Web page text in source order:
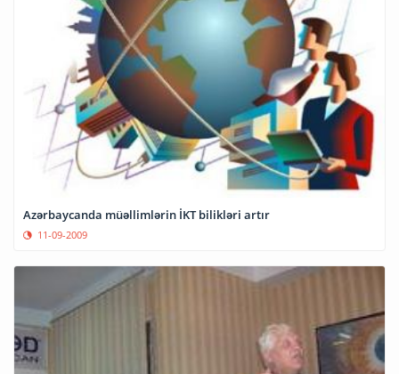
Azərbaycanda müəllimlərin İKT bilikləri artır
11-09-2009